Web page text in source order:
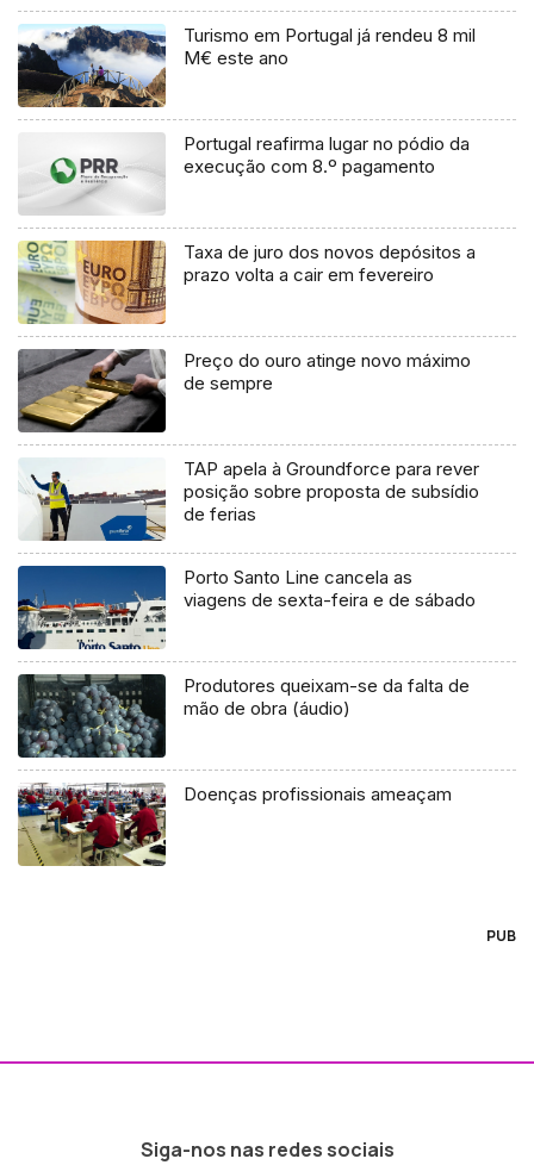
Turismo em Portugal já rendeu 8 mil
M€ este ano
Portugal reafirma lugar no pódio da
execução com 8.º pagamento
Taxa de juro dos novos depósitos a
prazo volta a cair em fevereiro
Preço do ouro atinge novo máximo
de sempre
TAP apela à Groundforce para rever
posição sobre proposta de subsídio
de ferias
Porto Santo Line cancela as
viagens de sexta-feira e de sábado
Produtores queixam-se da falta de
mão de obra (áudio)
Doenças profissionais ameaçam
PUB
Siga-nos nas redes sociais